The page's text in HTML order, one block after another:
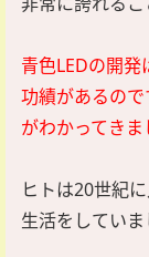
青色LEDの開
功績があるの
がわかってきま
ヒトは20世紀
生活をしていま